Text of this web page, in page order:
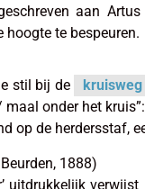
aan Artus
te bespeuren.
stil bij de kruisweg
maal onder het
op de herdersstaf,
1888)
uitdrukkelijk